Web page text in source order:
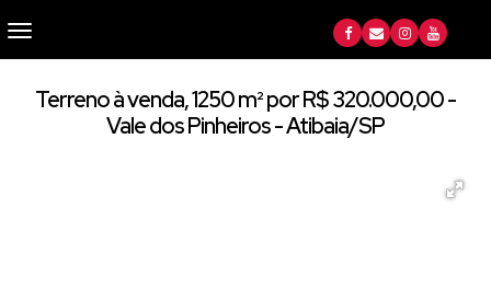
Terreno à venda, 1250 m² por R$ 320.000,00 -
Vale dos Pinheiros - Atibaia/SP